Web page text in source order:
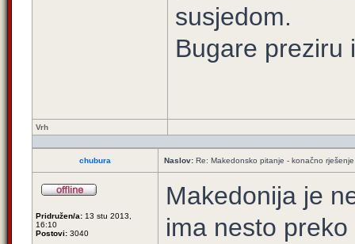
susjedom.
Bugare preziru
Vrh
chubura Naslov: Re: Makedonsko pitanje - konačno rješenje
Pridružen/a: 13 stu 2013,
16:10
Postovi: 3040
Makedonija je
ima nesto